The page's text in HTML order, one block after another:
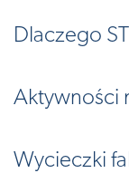
Dlaczego
Aktywności
Wycieczki